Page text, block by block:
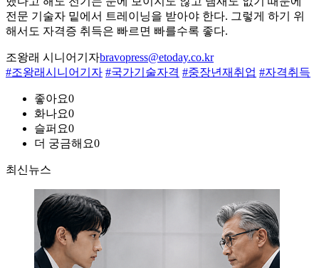
전문 기술자 밑에서 트레이닝을 받아야 한다. 그렇게 하기 위
해서도 자격증 취득은 빠르면 빠를수록 좋다.
조왕래 시니어기자bravopress@etoday.co.kr
#조왕래시니어기자 #국가기술자격 #중장년재취업 #자격취득
좋아요0
화나요0
슬퍼요0
더 궁금해요0
최신뉴스